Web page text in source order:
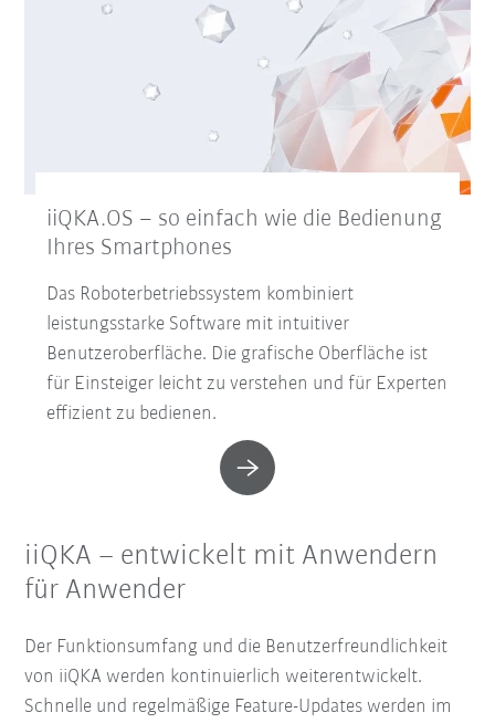
iiQKA.OS – so einfach wie die Bedienung
Ihres Smartphones
Das Roboterbetriebssystem kombiniert
leistungsstarke Software mit intuitiver
Benutzeroberfläche. Die grafische Oberfläche ist
für Einsteiger leicht zu verstehen und für Experten
effizient zu bedienen.
iiQKA – entwickelt mit Anwendern
für Anwender
Der Funktionsumfang und die Benutzerfreundlichkeit
von iiQKA werden kontinuierlich weiterentwickelt.
Schnelle und regelmäßige Feature-Updates werden im